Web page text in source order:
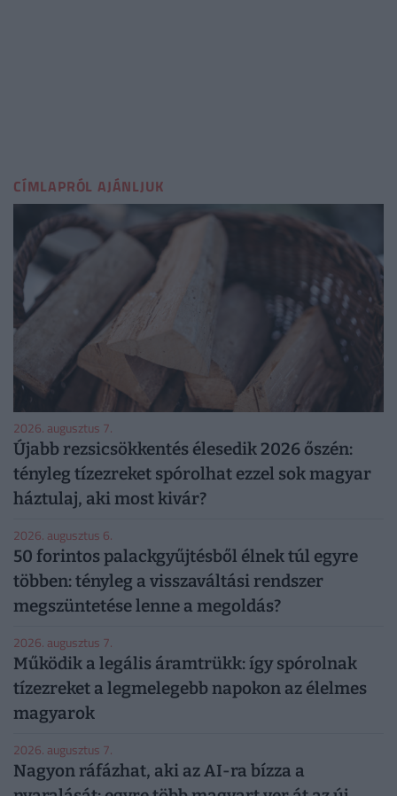
CÍMLAPRÓL AJÁNLJUK
2026. augusztus 7.
Újabb rezsicsökkentés élesedik 2026 őszén:
tényleg tízezreket spórolhat ezzel sok magyar
háztulaj, aki most kivár?
2026. augusztus 6.
50 forintos palackgyűjtésből élnek túl egyre
többen: tényleg a visszaváltási rendszer
megszüntetése lenne a megoldás?
2026. augusztus 7.
Működik a legális áramtrükk: így spórolnak
tízezreket a legmelegebb napokon az élelmes
magyarok
2026. augusztus 7.
Nagyon ráfázhat, aki az AI-ra bízza a